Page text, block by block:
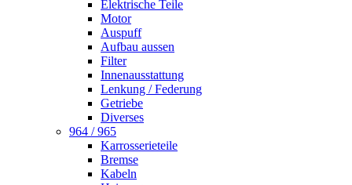
Elektrische Teile
Motor
Auspuff
Aufbau aussen
Filter
Innenausstattung
Lenkung / Federung
Getriebe
Diverses
964 / 965
Karrosserieteile
Bremse
Kabeln